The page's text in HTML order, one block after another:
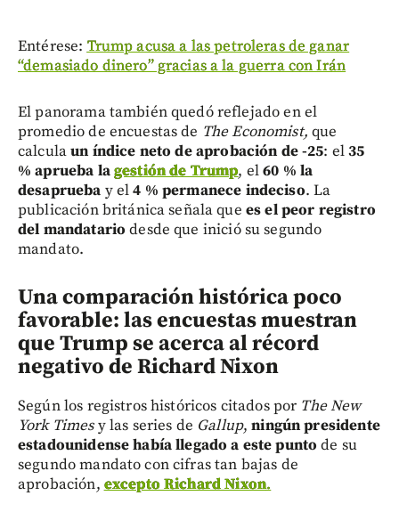
Entérese:Trump acusa a las petroleras de ganar
“demasiado dinero” gracias a la guerra con Irán
El panorama también quedó reflejado en el
promedio de encuestas de The Economist, que
calculaun índice neto de aprobación de -25: el35
% aprueba lagestión de Trump, el60 % la
desaprueba y el4 % permanece indeciso. La
publicación británica señala que es el peor registro
del mandatariodesde que inició su segundo
mandato.
Una comparación histórica poco
favorable: las encuestas muestran
que Trump se acerca al récord
negativo de Richard Nixon
Según los registros históricos citados por The New
York Timesy las series de Gallup,ningún presidente
estadounidense había llegado a este puntode su
segundo mandato con cifras tan bajas de
aprobación, excepto Richard Nixon.